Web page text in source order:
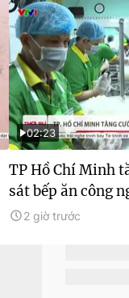
02:23
TP Hồ Chí Minh
sát bếp ăn công
2 giờ trước